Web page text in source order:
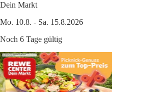
Dein Markt
Mo. 10.8. - Sa. 15.8.2026
Noch 6 Tage gültig